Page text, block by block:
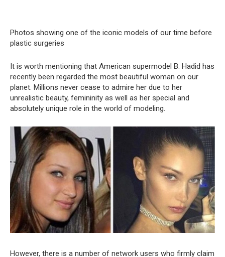
Photos showing one of the iconic models of our time before
plastic surgeries
It is worth mentioning that American supermodel B. Hadid has
recently been regarded the most beautiful woman on our
planet. Millions never cease to admire her due to her
unrealistic beauty, femininity as well as her special and
absolutely unique role in the world of modeling.
However, there is a number of network users who firmly claim